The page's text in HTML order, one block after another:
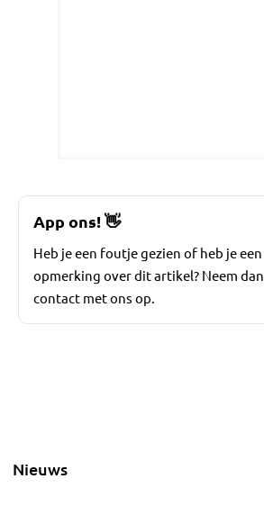
App ons!👋
Heb je een foutje gezien of heb je een
opmerking over dit artikel? Neem dan
contact met ons op.
Nieuws